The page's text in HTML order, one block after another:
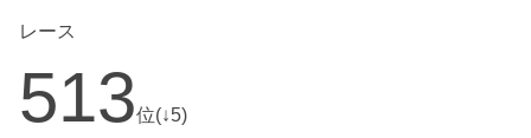
レース
513位(↓5)